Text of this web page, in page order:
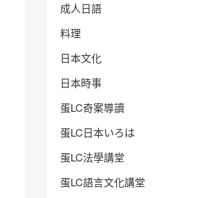
成人日語
料理
日本文化
日本時事
蛋LC奇案導讀
蛋LC日本いろは
蛋LC法學講堂
蛋LC語言文化講堂